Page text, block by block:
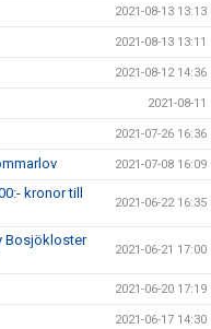
2021-08-13 13:13
2021-08-13 13:11
2021-08-12 14:36
2021-08-11
2021-07-26 16:36
2021-07-08 16:09
kronor till
2021-06-22 16:35
Bosjökloster
2021-06-21 17:00
2021-06-20 17:19
2021-06-17 14:30